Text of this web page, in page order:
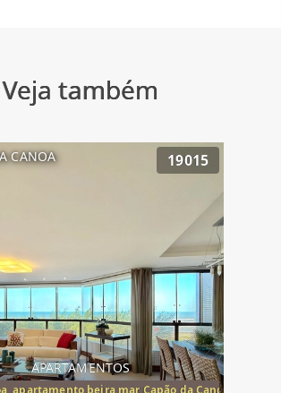
Veja também
CANOA 19015
APARTAMENTOS
apartamento beira mar Capão da Canoa,